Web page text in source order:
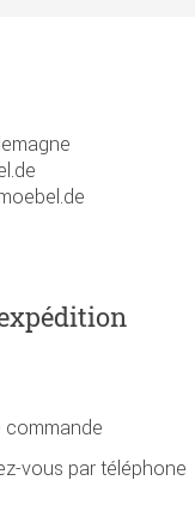
commande
vous par téléphone